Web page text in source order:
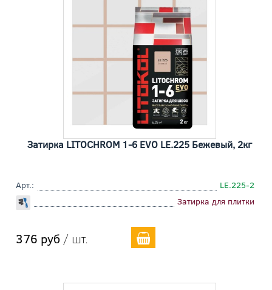
Затирка LITOCHROM 1-6 EVO LE.225 Бежевый, 2кг
Арт.:
LE.225-2
Затирка для плитки
376 руб / шт.